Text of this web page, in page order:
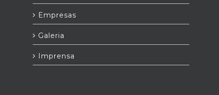
Empresas
Galeria
Imprensa